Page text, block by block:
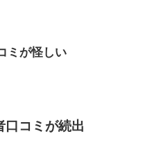
ミが怪しい
口コミが続出